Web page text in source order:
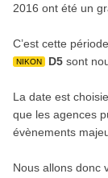
2016 ont été un
C’est cette
NIKON D5 sont
La date est
que les agences
évènements
Nous allons donc